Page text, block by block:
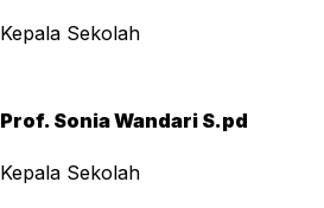
Kepala Sekolah
Prof. Sonia Wandari S.pd
Kepala Sekolah